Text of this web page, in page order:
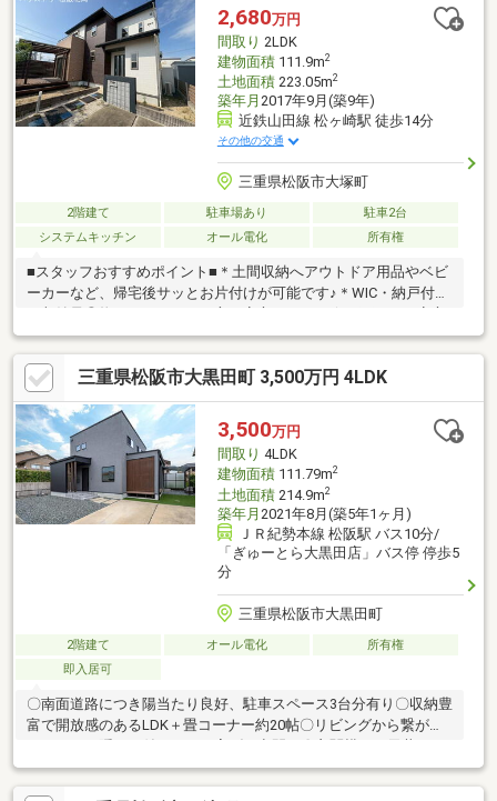
2,680万円
間取り 2LDK
建物面積111.9m2
土地面積223.05m2
築年月 2017年9月(築9年)
近鉄山田線 松ヶ崎駅 徒歩14分
その他の交通
三重県松阪市大塚町
2階建て 駐車場あり
駐車2台
システムキッチン
オール電化 所有権
■スタッフおすすめポイント■＊土間収納へアウトドア用品やベビ
ーカーなど、帰宅後サッとお片付けが可能です♪＊WIC・納戸付き
の、２台分カーポート付き♪■お部屋■＊ゆったり8.3帖の主寝室
は、ベッドを置いても広々としたくつろぎ空間です。 大型ベッ
ドやデスクを置いても余裕がございます。＊2階洋室を区切って2
部屋にすることも可能です◎■設備■＊食器洗浄乾燥機付きのキッ
チンですので家事の負担も軽減してくれます◎＊IHなので火を使
わず安心・安全！小さなお子様のいるご家庭にオススメです。■
学校■ 港小学校・鎌田中学校
三重県松阪市大黒田町 3,500万円 4LDK
3,500万円
間取り 4LDK
建物面積111.79m2
土地面積214.9m2
築年月 2021年8月(築5年1ヶ月)
ＪＲ紀勢本線 松阪駅 バス10分/
「ぎゅーとら大黒田店」バス停 停歩5
分
三重県松阪市大黒田町
2階建て オール電化
所有権
即入居可
〇南面道路につき陽当たり良好、駐車スペース3台分有り〇収納豊
富で開放感のあるLDK＋畳コーナー約20帖〇リビングから繋がる
高さのあるシューズクロークがあり玄関回りがスッキリ〇2階の2
ウェイウォークスルークローゼットは季節の入れ替え不要な大容